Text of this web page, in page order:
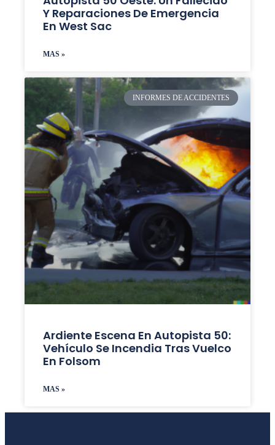
Y Reparaciones De Emergencia
En West Sac
MAS »
INFORMES DE ACCIDENTES
Ardiente Escena En Autopista 50:
Vehículo Se Incendia Tras Vuelco
En Folsom
MAS »